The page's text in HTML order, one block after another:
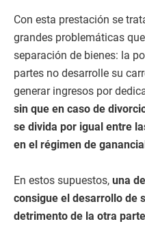
Con esta prestación se
grandes problemáticas
separación de bienes: la
partes no desarrolle su
generar ingresos por
sin que en caso de
se divida por igual entre
en el régimen de
En estos supuestos, una
consigue el desarrollo de
detrimento de la otra